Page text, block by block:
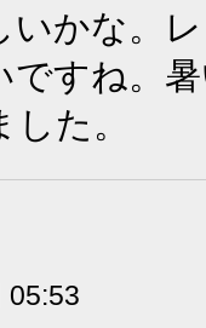
いかな。
ですね。
た。
05:53